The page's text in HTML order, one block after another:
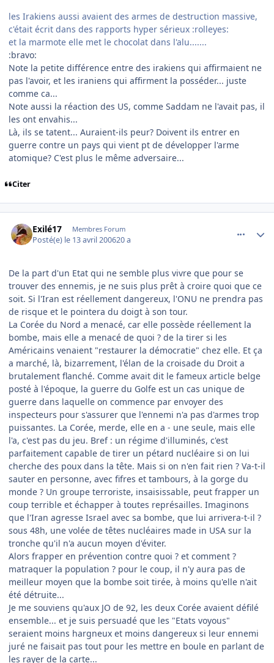
les Irakiens aussi avaient des armes de destruction massive,
c'était écrit dans des rapports hyper sérieux :rolleyes:
et la marmote elle met le chocolat dans l'alu.......
:bravo:
Note la petite différence entre des irakiens qui affirmaient ne
pas l'avoir, et les iraniens qui affirment la posséder... juste
comme ca...
Note aussi la réaction des US, comme Saddam ne l'avait pas, il
les ont envahis...
Là, ils se tatent... Auraient-ils peur? Doivent ils entrer en
guerre contre un pays qui vient pt de développer l'arme
atomique? C'est plus le même adversaire...
Citer
Exilé17 Membres Forum
Posté(e) le 13 avril 200620 a
De la part d'un Etat qui ne semble plus vivre que pour se
trouver des ennemis, je ne suis plus prêt à croire quoi que ce
soit. Si l'Iran est réellement dangereux, l'ONU ne prendra pas
de risque et le pointera du doigt à son tour.
La Corée du Nord a menacé, car elle possède réellement la
bombe, mais elle a menacé de quoi ? de la tirer si les
Américains venaient "restaurer la démocratie" chez elle. Et ça
a marché, là, bizarrement, l'élan de la croisade du Droit a
brutalement flanché. Comme avait dit le fameux article belge
posté à l'époque, la guerre du Golfe est un cas unique de
guerre dans laquelle on commence par envoyer des
inspecteurs pour s'assurer que l'ennemi n'a pas d'armes trop
puissantes. La Corée, merde, elle en a - une seule, mais elle
l'a, c'est pas du jeu. Bref : un régime d'illuminés, c'est
parfaitement capable de tirer un pétard nucléaire si on lui
cherche des poux dans la tête. Mais si on n'en fait rien ? Va-t-il
sauter en personne, avec fifres et tambours, à la gorge du
monde ? Un groupe terroriste, insaisissable, peut frapper un
coup terrible et échapper à toutes représailles. Imaginons
que l'Iran agresse Israel avec sa bombe, que lui arrivera-t-il ?
sous 48h, une volée de têtes nucléaires made in USA sur la
tronche qu'il n'a aucun moyen d'éviter.
Alors frapper en prévention contre quoi ? et comment ?
matraquer la population ? pour le coup, il n'y aura pas de
meilleur moyen que la bombe soit tirée, à moins qu'elle n'ait
été détruite...
Je me souviens qu'aux JO de 92, les deux Corée avaient défilé
ensemble... et je suis persuadé que les "Etats voyous"
seraient moins hargneux et moins dangereux si leur ennemi
juré ne faisait pas tout pour les mettre en boule en parlant de
les rayer de la carte...